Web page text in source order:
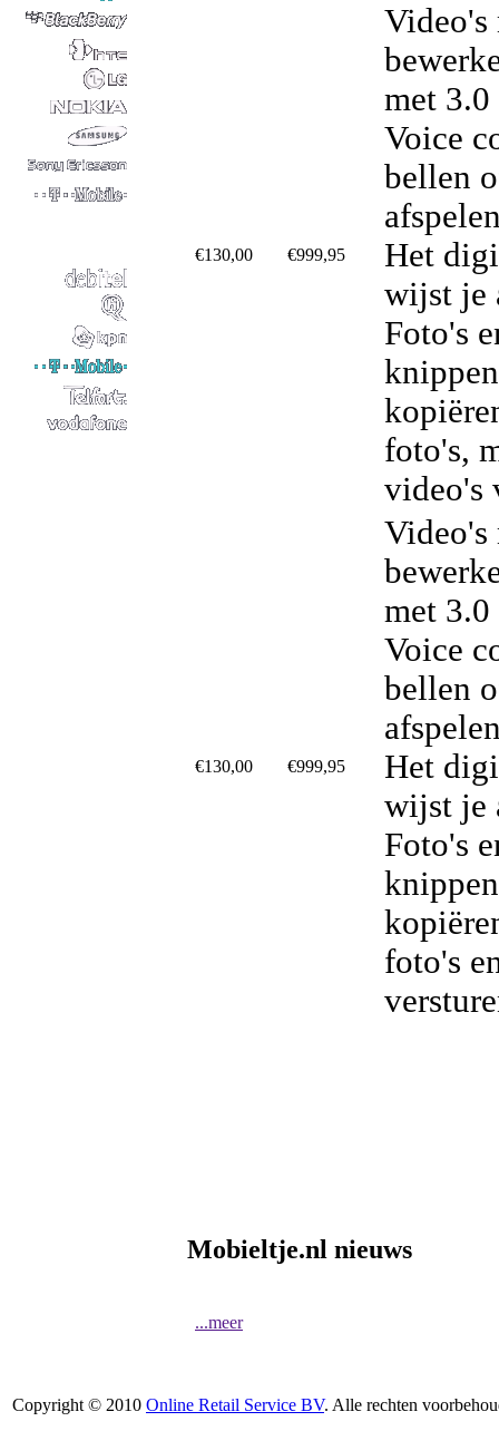
€130,00 €999,95
Video's
met 3.0
Voice
bellen
Het
wijst je
Foto's
foto's,
video's
€130,00 €999,95
Video's
met 3.0
Voice
bellen
Het
wijst je
Foto's
foto's
Mobieltje.nl nieuws
...meer
Copyright © 2010 Online Retail Service BV. Alle rechten